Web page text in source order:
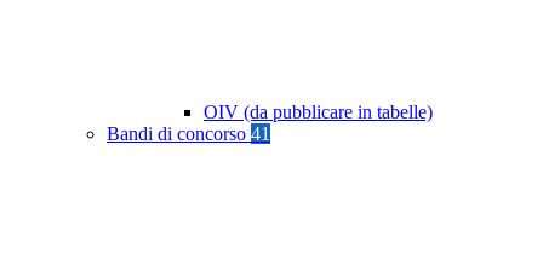
OIV (da pubblicare in tabelle)
Bandi di concorso 41